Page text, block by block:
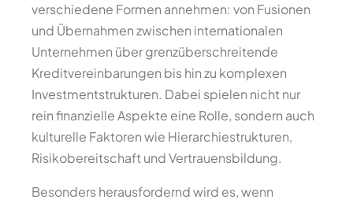
verschiedene Formen annehmen: von Fusionen
und Übernahmen zwischen internationalen
Unternehmen über grenzüberschreitende
Kreditvereinbarungen bis hin zu komplexen
Investmentstrukturen. Dabei spielen nicht nur
rein finanzielle Aspekte eine Rolle, sondern auch
kulturelle Faktoren wie Hierarchiestrukturen,
Risikobereitschaft und Vertrauensbildung.
Besonders herausfordernd wird es, wenn